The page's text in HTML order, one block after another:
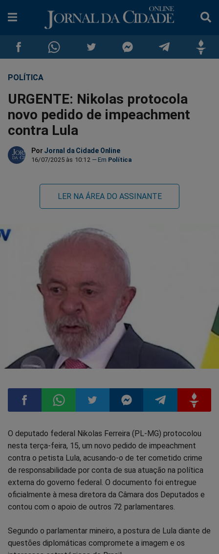
Compartilhar
no
Facebook
Compartilhar
no
Whatsapp
no
Twitter
no
no
POLÍTICA
URGENTE: Nikolas protocola
novo pedido de impeachment
contra Lula
Por Jornal da Cidade Online
16/07/2025 às 10:12 Política
LER NA ÁREA DO ASSINANTE
Compartilhar
no
Facebook
Compartilhar
no
Whatsapp
Compartilhar
no
Twitter
Compartilhar
no
Messenger
Compartilhar
no
Telegram
no
Gettr
O deputado federal Nikolas Ferreira (PL-MG) protocolou
nesta terça-feira, 15, um novo pedido de impeachment
contra o petista Lula, acusando-o de ter cometido crime
de responsabilidade por conta de sua atuação na política
externa do governo federal. O documento foi entregue
oficialmente à mesa diretora da Câmara dos Deputados e
contou com o apoio de outros 72 parlamentares.
Segundo o parlamentar mineiro, a postura de Lula diante de
questões diplomáticas compromete a imagem e os